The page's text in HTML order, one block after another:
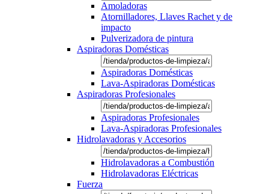
Amoladoras
Atornilladores, Llaves Rachet y de
impacto
Pulverizadora de pintura
Aspiradoras Domésticas
Aspiradoras Domésticas
Lava-Aspiradoras Domésticas
Aspiradoras Profesionales
Aspiradoras Profesionales
Lava-Aspiradoras Profesionales
Hidrolavadoras y Accesorios
Hidrolavadoras a Combustión
Hidrolavadoras Eléctricas
Fuerza